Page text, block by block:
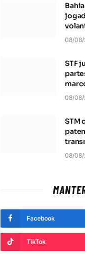
08/08/
STF
08/08/
STM
08/08/
Facebook
TikTok